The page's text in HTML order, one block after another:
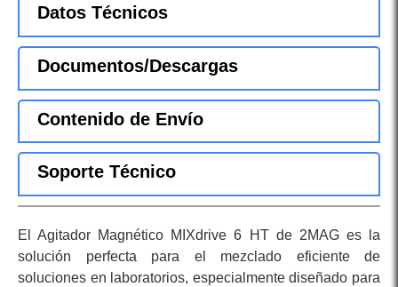
Datos Técnicos
Documentos/Descargas
Contenido de Envío
Soporte Técnico
El Agitador Magnético MIXdrive 6 HT de 2MAG es la
solución perfecta para el mezclado eficiente de
soluciones en laboratorios, especialmente diseñado para